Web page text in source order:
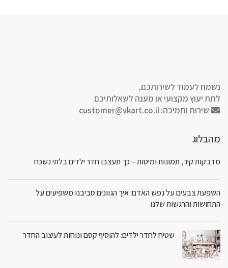
נשמח לעמוד לשירותכם,
לתת יעוץ מקצועי או מענה לשאלותיכם
שירות ותמיכה:customer@vkart.co.il
מהבלוג
מדבקות קיר, תמונות ומיטות – כך תעצבו חדר ילדים בלתי נשכח
השפעת צבעים על נפש האדם: איך הגוונים סביבנו משפיעים על
התחושות והרגשות שלנו
שטיח לחדר ילדים: להוסיף קסם ונוחות לעיצוב החדר